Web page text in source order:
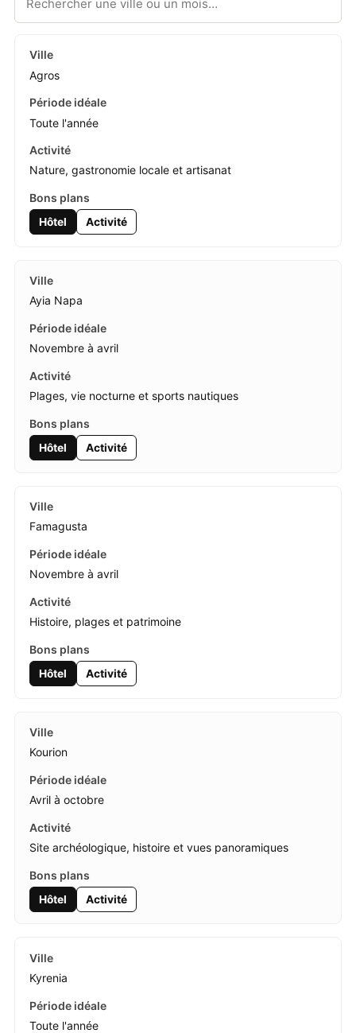
Agros
Toute l'année
Nature, gastronomie locale et artisanat
Hôtel Activité
Ayia Napa
Novembre à avril
Plages, vie nocturne et sports nautiques
Hôtel Activité
Famagusta
Novembre à avril
Histoire, plages et patrimoine
Hôtel Activité
Kourion
Avril à octobre
Site archéologique, histoire et vues panoramiques
Hôtel Activité
Kyrenia
Toute l'année